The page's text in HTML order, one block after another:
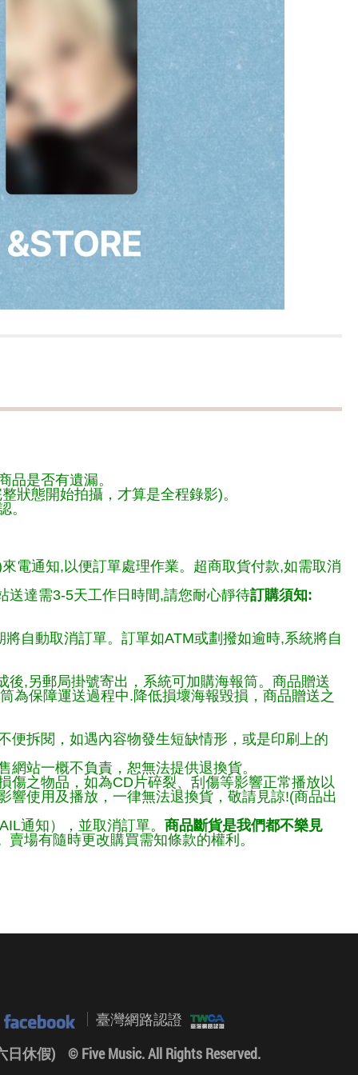
品是否有遺漏。
狀態開始拍攝，才算是全程錄影)。
。
電通知,以便訂單處理作業。超商取貨付款,如需取消
送達需3-5天工作日時間,請您耐心靜待訂購須知:
自動取消訂單。訂單如ATM或劃撥如逾時,系統將自
,另郵局掛號寄出，系統可加購海報筒。商品贈送
為保障運送過程中.降低損壞海報毀損，商品贈送之
便拆閱，如遇內容物發生短缺情形，或是印刷上的
站一概不負責，恕無法提供退換貨。
傷之物品，如為CD片碎裂、刮傷等影響正常播放以
響使用及播放，一律無法退換貨，敬請見諒!(商品出
通知），並取消訂單。 商品斷貨是我們都不樂見
賣場有隨時更改購買需知條款的權利。
臺灣網路認證
六日休假)© Five Music. All Rights Reserved.